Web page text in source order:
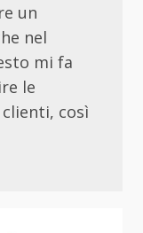
un
nel
mi fa
le
così